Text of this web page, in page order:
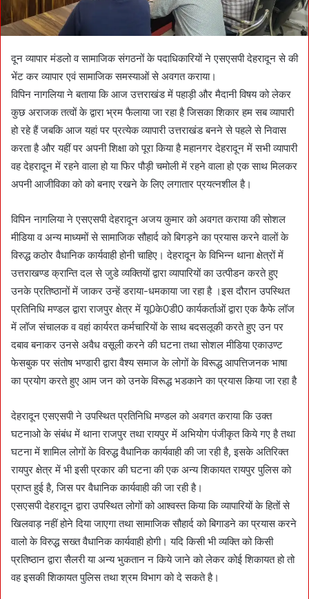
दून व्यापार मंडलो व सामाजिक संगठनों के पदाधिकारियों ने एसएसपी देहरादून से की
भेंट कर व्यापार एवं सामाजिक समस्याओं से अवगत कराया।
विपिन नागलिया ने बताया कि आज उत्तराखंड में पहाड़ी और मैदानी विषय को लेकर
कुछ अराजक तत्वों के द्वारा भ्रम फैलाया जा रहा है जिसका शिकार हम सब व्यापारी
हो रहे हैं जबकि आज यहां पर प्रत्येक व्यापारी उत्तराखंड बनने से पहले से निवास
करता है और यहीं पर अपनी शिक्षा को पूरा किया है महानगर देहरादून में सभी व्यापारी
वह देहरादून में रहने वाला हो या फिर पौड़ी चमोली में रहने वाला हो एक साथ मिलकर
अपनी आजीविका को को बनाए रखने के लिए लगातार प्रयत्नशील है।
विपिन नागलिया ने एसएसपी देहरादून अजय कुमार को अवगत कराया की सोशल
मीडिया व अन्य माध्यमों से सामाजिक सौहार्द को बिगड़ने का प्रयास करने वालों के
विरुद्ध कठोर वैधानिक कार्यवाही होनी चाहिए। देहरादून के विभिन्न थाना क्षेत्रों में
उत्तराखण्ड क्रान्ति दल से जुडे व्यक्तियों द्वारा व्यापारियों का उत्पीडन करते हुए
उनके प्रतिष्ठानों में जाकर उन्हें डराया-धमकाया जा रहा है ।इस दौरान उपस्थित
प्रतिनिधि मण्डल द्वारा राजपुर क्षेत्र में यू0के0डी0 कार्यकर्ताओं द्वारा एक कैफे लॉज
में लॉज संचालक व वहां कार्यरत कर्मचारियों के साथ बदसलूकी करते हुए उन पर
दबाव बनाकर उनसे अवैध वसूली करने की घटना तथा सोशल मीडिया एकाउण्ट
फेसबुक पर संतोष भण्डारी द्वारा वैश्य समाज के लोगों के विरूद्ध आपत्तिजनक भाषा
का प्रयोग करते हुए आम जन को उनके विरूद्ध भडकाने का प्रयास किया जा रहा है
देहरादून एसएसपी ने उपस्थित प्रतिनिधि मण्डल को अवगत कराया कि उक्त
घटनाओ के संबंध में थाना राजपुर तथा रायपुर में अभियोग पंजीकृत किये गए है तथा
घटना में शामिल लोगों के विरुद्ध वैधानिक कार्यवाही की जा रही है, इसके अतिरिक्त
रायपुर क्षेत्र में भी इसी प्रकार की घटना की एक अन्य शिकायत रायपुर पुलिस को
प्राप्त हुई है, जिस पर वैधानिक कार्यवाही की जा रही है।
एसएसपी देहरादून द्वारा उपस्थित लोगों को आश्वस्त किया कि व्यापारियों के हितों से
खिलवाड़ नहीं होने दिया जाएगा तथा सामाजिक सौहार्द को बिगाडने का प्रयास करने
वालो के विरुद्ध सख्त वैधानिक कार्यवाही होगी। यदि किसी भी व्यक्ति को किसी
प्रतिष्ठान द्वारा सैलरी या अन्य भुकतान न किये जाने को लेकर कोई शिकायत हो तो
वह इसकी शिकायत पुलिस तथा श्रम विभाग को दे सकते है।